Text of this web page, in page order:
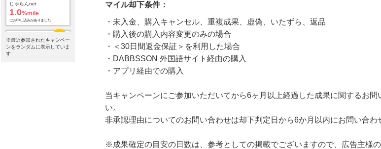
9時間前
Qoo10
3.0%mile
にお申し込みがありました
9時間前
※最近参加されたキャンペー
ンをランダムに表示していま
す
マイル却下条件：
・未入金、購入キャンセル、重複成果、虚偽、いたずら、返品
・購入後の購入内容変更のみの場合
・＜30日間返金保証＞を利用した場合
・DABBSSON 外国語サイト経由の購入
・アプリ経由での購入
当キャンペーンにご参加いただいてから6ヶ月以上経過した成果に関するお
い。
非承認理由についてのお問い合わせは却下判定日から6か月以内にお問い合わ
※成果確定の目安の日数は、参考としての掲載でございますので、広告主様